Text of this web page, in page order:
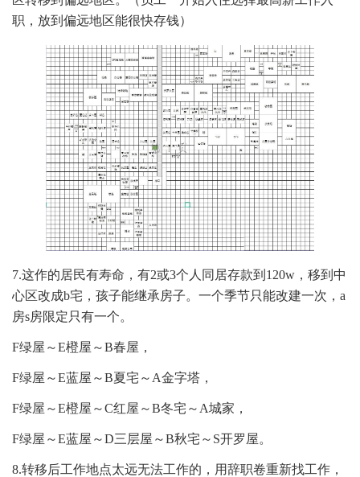
职，放到偏远地区能很快存钱）
7.这作的居民有寿命，有2或3个人同居存款到120w，移到中
心区改成b宅，孩子能继承房子。一个季节只能改建一次，a
房s房限定只有一个。
F绿屋～E橙屋～B春屋，
F绿屋～E蓝屋～B夏宅～A金字塔，
F绿屋～E橙屋～C红屋～B冬宅～A城家，
F绿屋～E蓝屋～D三层屋～B秋宅～S开罗屋。
8.转移后工作地点太远无法工作的，用辞职卷重新找工作，